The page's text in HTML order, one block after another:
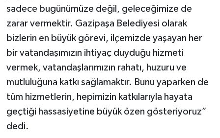
sadece bugünümüze değil, geleceğimize de
zarar vermektir. Gazipaşa Belediyesi olarak
bizlerin en büyük görevi, ilçemizde yaşayan her
bir vatandaşımızın ihtiyaç duyduğu hizmeti
vermek, vatandaşlarımızın rahatı, huzuru ve
mutluluğuna katkı sağlamaktır. Bunu yaparken de
tüm hizmetlerin, hepimizin katkılarıyla hayata
geçtiği hassasiyetine büyük özen gösteriyoruz”
dedi.